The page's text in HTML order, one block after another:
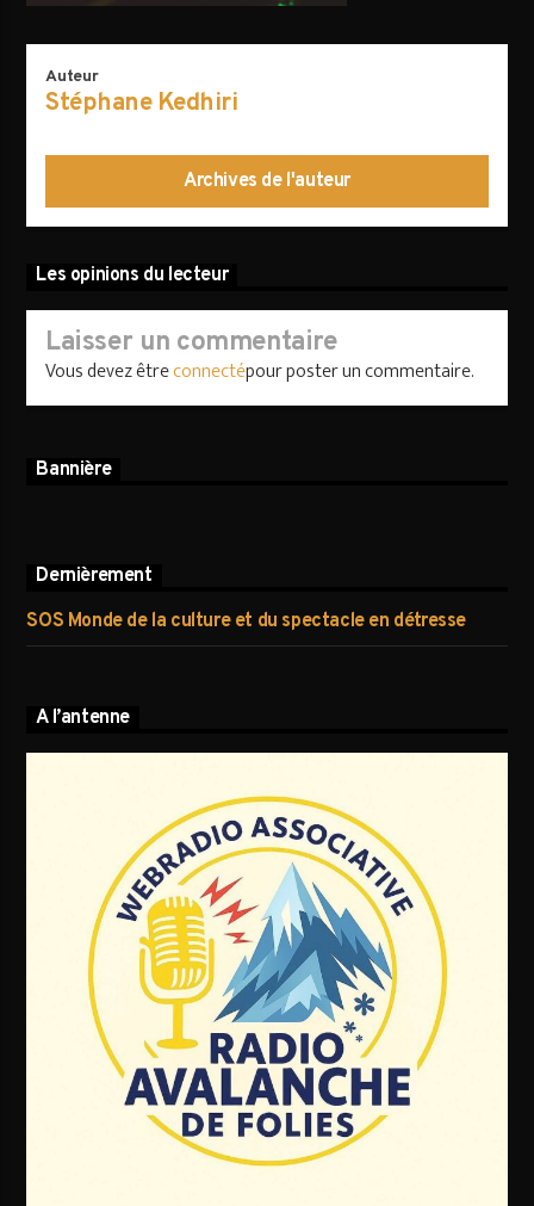
Auteur
Stéphane Kedhiri
Archives de l'auteur
Les opinions du lecteur
Laisser un commentaire
Vous devez êtreconnectépour poster un commentaire.
Bannière
Dernièrement
SOS Monde de la culture et du spectacle en détresse
A l’antenne